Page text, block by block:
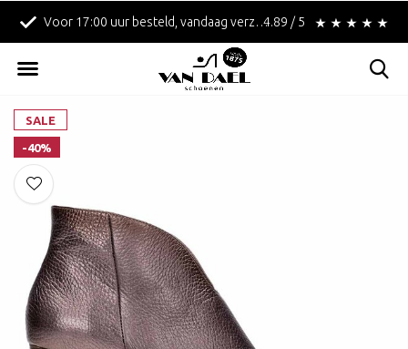
Voor 17:00 uur besteld, vandaag verzonden! Betaal achteraf met
4.89 / 5
SALE
-40%